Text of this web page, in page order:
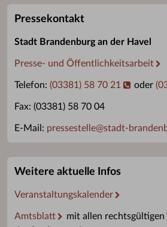
Pressekontakt
Stadt Brandenburg an der Havel
Presse- und Öffentlichkeitsarbeit
Telefon: (03381) 58 70 21 oder
Fax: (03381) 58 70 04
E-Mail: pressestelle@stadt-
Weitere aktuelle Infos
Veranstaltungskalender
Amtsblatt
mit allen